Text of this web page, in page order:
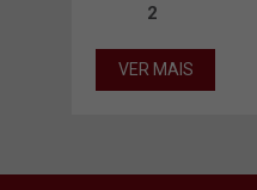
2
VER MAIS